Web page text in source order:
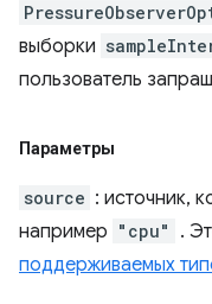
выборки
пользователь
Параметры
source : источник,
например "cpu"
.
поддерживаемых